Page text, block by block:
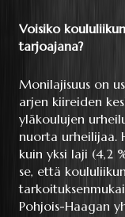
Voisiko
tarjoajana?
Monilajisuus on
arjen kiireiden
yläkoulujen
nuorta urheilijaa.
kuin yksi laji (4,2
se, että
Pohjois-Haagan